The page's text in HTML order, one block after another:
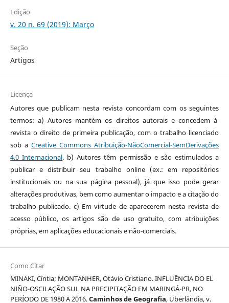
Edição
v. 20 n. 69 (2019): Março
Seção
Artigos
Licença
Autores que publicam nesta revista concordam com os seguintes
termos: a) Autores mantém os direitos autorais e concedem à
revista o direito de primeira publicação, com o trabalho licenciado
sob a Creative Commons Atribuição-NãoComercial-SemDerivações
4.0 Internacional. b) Autores têm permissão e são estimulados a
publicar e distribuir seu trabalho online (ex.: em repositórios
institucionais ou na sua página pessoal), já que isso pode gerar
alterações produtivas, bem como aumentar o impacto e a citação do
trabalho publicado. c) Em virtude de aparecerem nesta revista de
acesso público, os artigos são de uso gratuito, com atribuições
próprias, em aplicações educacionais e não-comerciais.
Como Citar
MINAKI, Cíntia; MONTANHER, Otávio Cristiano. INFLUÊNCIA DO EL
NIÑO-OSCILAÇÃO SUL NA PRECIPITAÇÃO EM MARINGÁ-PR, NO
PERÍODO DE 1980 A 2016.Caminhos de Geografia, Uberlândia, v.